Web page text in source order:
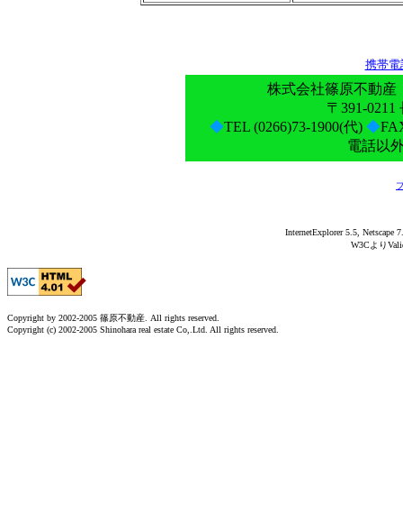
携帯電
株式会社篠原不動
〒391-0211
◆TEL (0266)73-1900(代) ◆
電話以
InternetExplorer 5.5,
W3Cより
Copyright by 2002-2005 篠原不動産. All rights reserved.
Copyright (c) 2002-2005 Shinohara real estate Co,.Ltd. All rights reserved.